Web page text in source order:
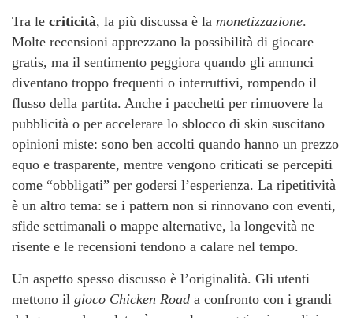
Tra le criticità, la più discussa è la monetizzazione.
Molte recensioni apprezzano la possibilità di giocare
gratis, ma il sentimento peggiora quando gli annunci
diventano troppo frequenti o interruttivi, rompendo il
flusso della partita. Anche i pacchetti per rimuovere la
pubblicità o per accelerare lo sblocco di skin suscitano
opinioni miste: sono ben accolti quando hanno un prezzo
equo e trasparente, mentre vengono criticati se percepiti
come “obbligati” per godersi l’esperienza. La ripetitività
è un altro tema: se i pattern non si rinnovano con eventi,
sfide settimanali o mappe alternative, la longevità ne
risente e le recensioni tendono a calare nel tempo.
Un aspetto spesso discusso è l’originalità. Gli utenti
mettono il gioco Chicken Road a confronto con i grandi